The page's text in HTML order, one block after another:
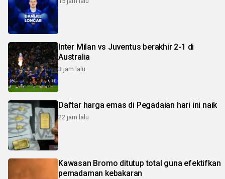
Inter Milan vs Juventus berakhir 2-1 di
Australia
3 jam lalu
Daftar harga emas di Pegadaian hari ini naik
22 jam lalu
Kawasan Bromo ditutup total guna efektifkan
pemadaman kebakaran